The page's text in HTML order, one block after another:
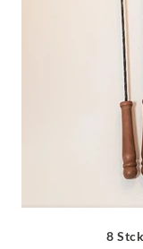
8